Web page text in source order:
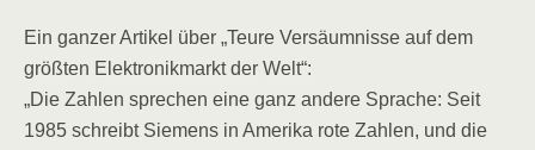
Ein ganzer Artikel über „Teure Versäumnisse auf dem
größten Elektronikmarkt der Welt“:
„Die Zahlen sprechen eine ganz andere Sprache: Seit
1985 schreibt Siemens in Amerika rote Zahlen, und die